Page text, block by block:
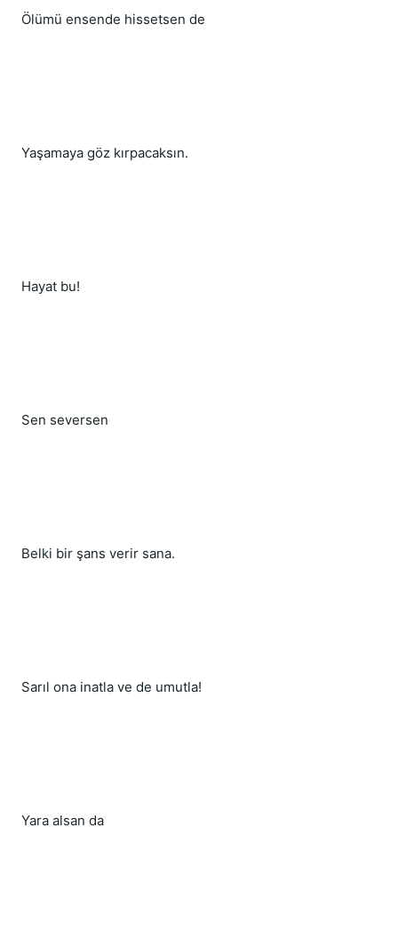
Ölümü ensende hissetsen de
Yaşamaya göz kırpacaksın.
Hayat bu!
Sen seversen
Belki bir şans verir sana.
Sarıl ona inatla ve de umutla!
Yara alsan da